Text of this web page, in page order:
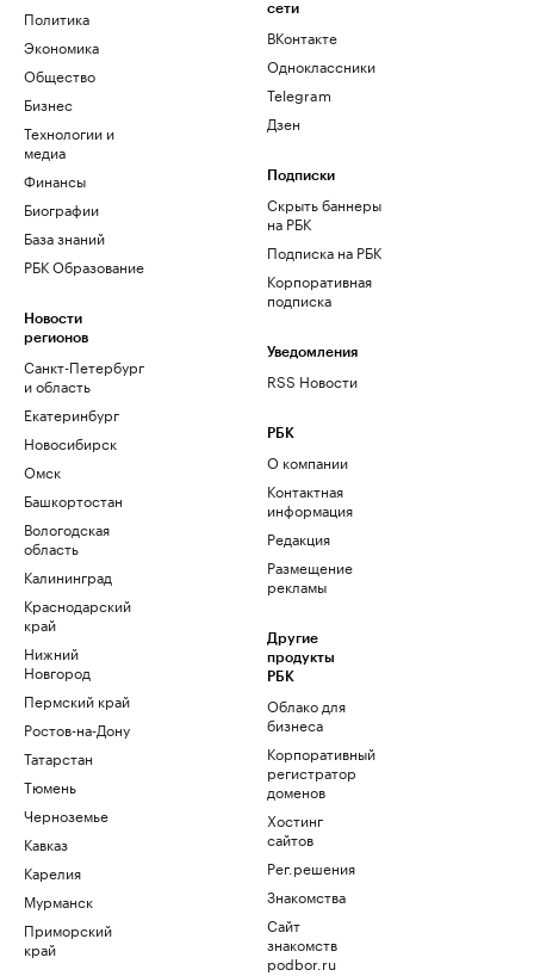
Политика
Экономика
Общество
Бизнес
Технологии и
медиа
Финансы
Биографии
База знаний
РБК Образование
Новости
регионов
Санкт-Петербург
и область
Екатеринбург
Новосибирск
Омск
Башкортостан
Вологодская
область
Калининград
Краснодарский
край
Нижний
Новгород
Пермский край
Ростов-на-Дону
Татарстан
Тюмень
Черноземье
Кавказ
Карелия
Мурманск
Приморский
край
сети
ВКонтакте
Одноклассники
Telegram
Дзен
Подписки
Скрыть баннеры
на РБК
Подписка на РБК
Корпоративная
подписка
Уведомления
RSS Новости
РБК
О компании
Контактная
информация
Редакция
Размещение
рекламы
Другие
продукты
РБК
Облако для
бизнеса
Корпоративный
регистратор
доменов
Хостинг
сайтов
Рег.решения
Знакомства
Сайт
знакомств
podbor.ru